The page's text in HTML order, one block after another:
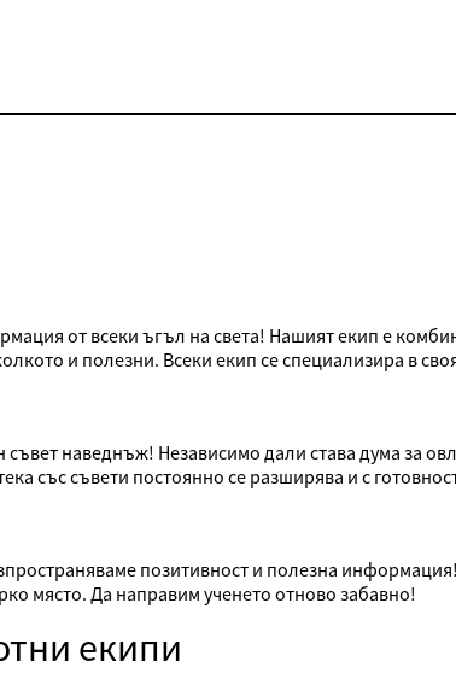
от всеки ъгъл на света! Нашият екип е
и полезни. Всеки екип се специализира в
наведнъж! Независимо дали става дума за
със съвети постоянно се разширява и с
позитивност и полезна
място. Да направим ученето отново забавно!
екипи